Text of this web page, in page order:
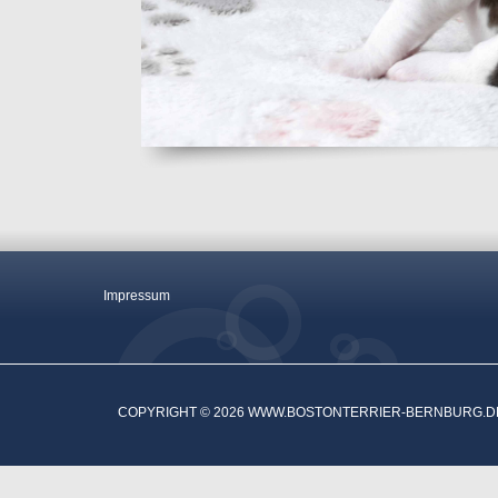
Impressum
COPYRIGHT © 2026 WWW.BOSTONTERRIER-